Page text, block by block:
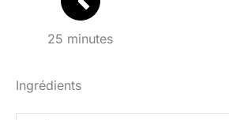
25 minutes
Ingrédients